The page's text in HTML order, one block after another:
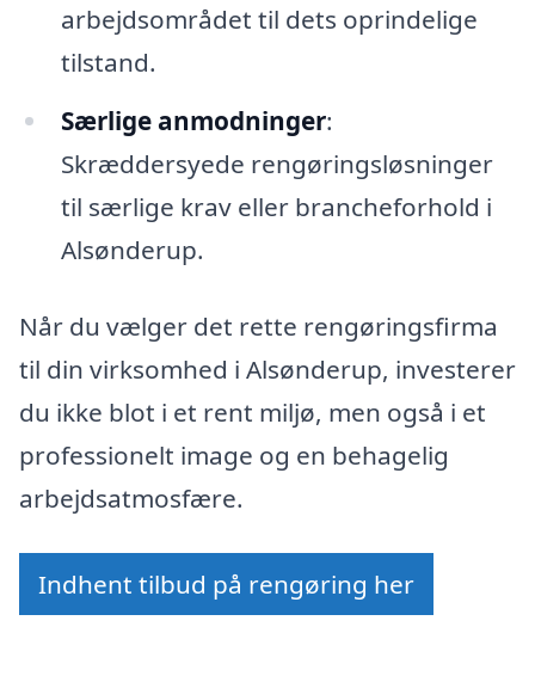
arbejdsområdet til dets oprindelige
tilstand.
Særlige anmodninger:
Skræddersyede rengøringsløsninger
til særlige krav eller brancheforhold i
Alsønderup.
Når du vælger det rette rengøringsfirma
til din virksomhed i Alsønderup, investerer
du ikke blot i et rent miljø, men også i et
professionelt image og en behagelig
arbejdsatmosfære.
Indhent tilbud på rengøring her